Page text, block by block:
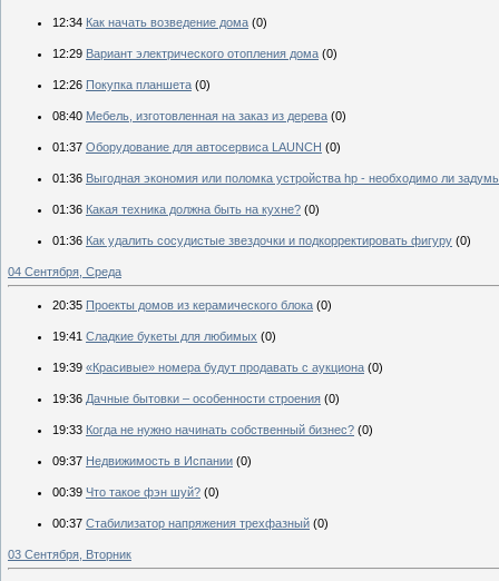
12:34 Как начать возведение дома (0)
12:29 Вариант электрического отопления дома (0)
12:26 Покупка планшета (0)
08:40 Мебель, изготовленная на заказ из дерева (0)
01:37 Оборудование для автосервиса LAUNCH (0)
01:36 Выгодная экономия или поломка устройства hp - необходимо ли
01:36 Какая техника должна быть на кухне? (0)
01:36 Как удалить сосудистые звездочки и подкорректировать фигуру (0)
04 Сентября, Среда
20:35 Проекты домов из керамического блока (0)
19:41 Сладкие букеты для любимых (0)
19:39 «Красивые» номера будут продавать с аукциона (0)
19:36 Дачные бытовки – особенности строения (0)
19:33 Когда не нужно начинать собственный бизнес? (0)
09:37 Недвижимость в Испании (0)
00:39 Что такое фэн шуй? (0)
00:37 Стабилизатор напряжения трехфазный (0)
03 Сентября, Вторник